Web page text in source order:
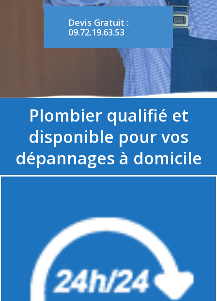
Devis Gratuit :
09.72.19.63.53
Plombier qualifié et
disponible pour vos
dépannages à domicile